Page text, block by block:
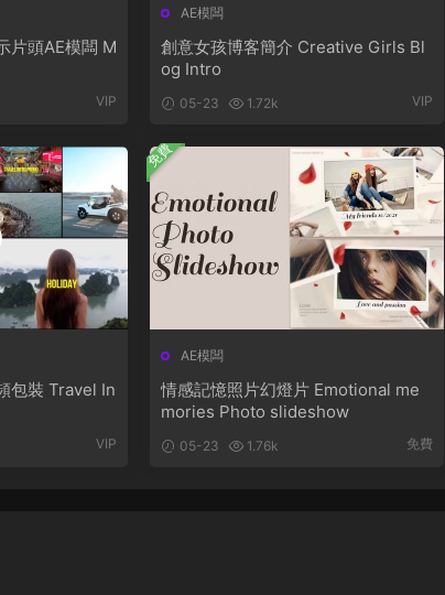
片頭AE模闆 M
VIP
AE模闆
創意女孩博客簡介 Creative Girls Bl
og Intro
05-23 1.72k VIP
包裝 Travel In
VIP
AE模闆
情感記憶照片幻燈片 Emotional me
mories Photo slideshow
05-23 1.76k 免費
免費